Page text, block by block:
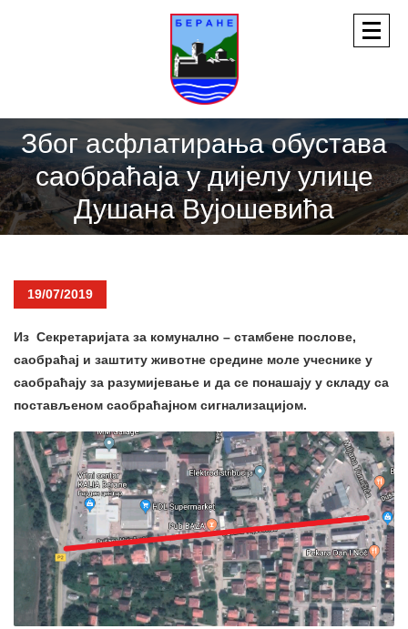
Због асфлатирања обустава
саобраћаја у дијелу улице
Душана Вујошевића
19/07/2019
Из Секретаријата за комунално – стамбене послове,
саобраћај и заштиту животне средине моле учеснике у
саобраћају за разумијевање и да се понашају у складу са
постављеном саобраћајном сигнализацијом.